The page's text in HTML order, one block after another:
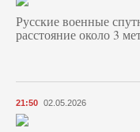
Русские военные
расстояние около 3
21:50 02.05.2026